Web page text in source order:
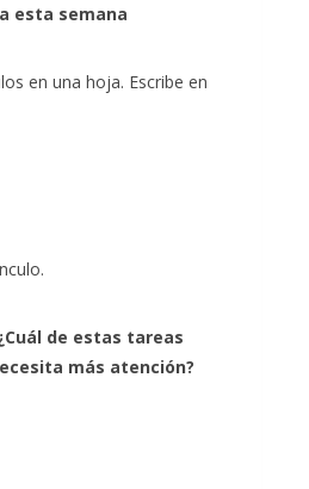
esta semana
en una hoja. Escribe en
de estas tareas
más atención?